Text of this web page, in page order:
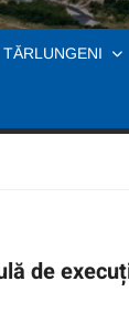
TĂRLUNGENI
de